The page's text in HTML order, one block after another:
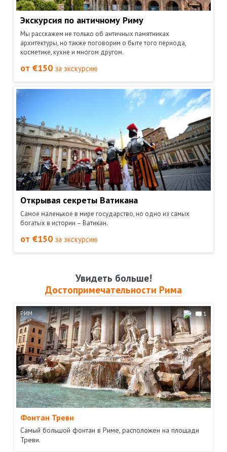
Экскурсия по античному Риму
Мы расскажем не только об античных памятниках
архитектуры, но также поговорим о быте того периода,
косметике, кухне и многом другом.
от €150 за экскурсию
Открывая секреты Ватикана
Самое маленькое в мире государство, но одно из самых
богатых в истории – Ватикан.
от €150 за экскурсию
Увидеть больше!
Достопримечательности Рима
РИМ 1
Фонтан Треви
Самый большой фонтан в Риме, расположен на площади
Треви.